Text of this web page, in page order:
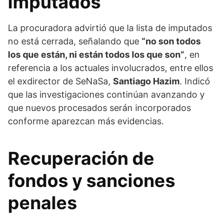
La procuradora advirtió que la lista de imputados
no está cerrada, señalando que “no son todos
los que están, ni están todos los que son”, en
referencia a los actuales involucrados, entre ellos
el exdirector de SeNaSa, Santiago Hazim. Indicó
que las investigaciones continúan avanzando y
que nuevos procesados serán incorporados
conforme aparezcan más evidencias.
Recuperación de
fondos y sanciones
penales